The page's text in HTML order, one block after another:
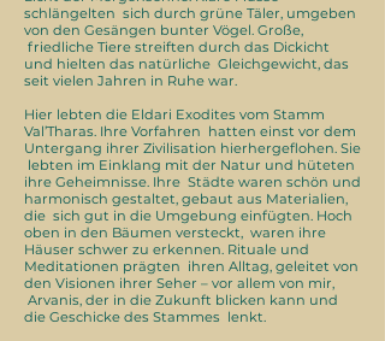
schlängelten sich durch grüne Täler, umgeben
von den Gesängen bunter Vögel. Große,
friedliche Tiere streiften durch das Dickicht
und hielten das natürliche Gleichgewicht, das
seit vielen Jahren in Ruhe war.
Hier lebten die Eldari Exodites vom Stamm
Val’Tharas. Ihre Vorfahren hatten einst vor dem
Untergang ihrer Zivilisation hierhergeflohen. Sie
lebten im Einklang mit der Natur und hüteten
ihre Geheimnisse. Ihre Städte waren schön und
harmonisch gestaltet, gebaut aus Materialien,
die sich gut in die Umgebung einfügten. Hoch
oben in den Bäumen versteckt, waren ihre
Häuser schwer zu erkennen. Rituale und
Meditationen prägten ihren Alltag, geleitet von
den Visionen ihrer Seher – vor allem von mir,
Arvanis, der in die Zukunft blicken kann und
die Geschicke des Stammes lenkt.